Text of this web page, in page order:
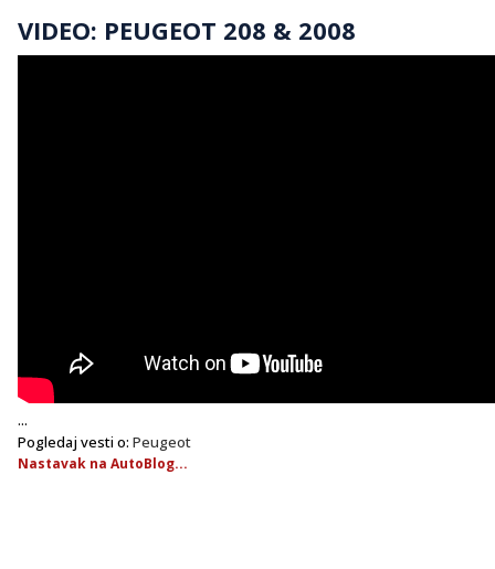
VIDEO: PEUGEOT 208 & 2008
...
Pogledaj vesti o: Peugeot
Nastavak na AutoBlog...